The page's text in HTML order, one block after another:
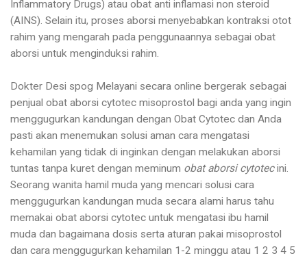
Inflammatory Drugs) atau obat anti inflamasi non steroid
(AINS). Selain itu, proses aborsi menyebabkan kontraksi otot
rahim yang mengarah pada penggunaannya sebagai obat
aborsi untuk menginduksi rahim.
Dokter Desi spog Melayani secara online bergerak sebagai
penjual obat aborsi cytotec misoprostol bagi anda yang ingin
menggugurkan kandungan dengan Obat Cytotec dan Anda
pasti akan menemukan solusi aman cara mengatasi
kehamilan yang tidak di inginkan dengan melakukan aborsi
tuntas tanpa kuret dengan meminum obat aborsi cytotecini.
Seorang wanita hamil muda yang mencari solusi cara
menggugurkan kandungan muda secara alami harus tahu
memakai obat aborsi cytotec untuk mengatasi ibu hamil
muda dan bagaimana dosis serta aturan pakai misoprostol
dan cara menggugurkan kehamilan 1-2 minggu atau 1 2 3 4 5